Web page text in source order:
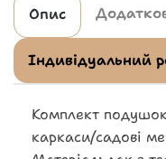
Опис
Індивідуальний
Комплект
каркаси/садові